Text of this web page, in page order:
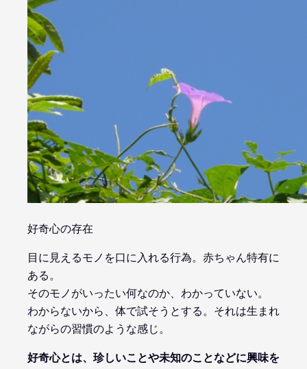
好奇心の存在
目に見えるモノを口に入れる行為。赤ちゃん特有に
ある。
そのモノがいったい何なのか、わかっていない。
わからないから、体で試そうとする。それは生まれ
ながらの習慣のような感じ。
好奇心とは、珍しいことや未知のことなどに興味を